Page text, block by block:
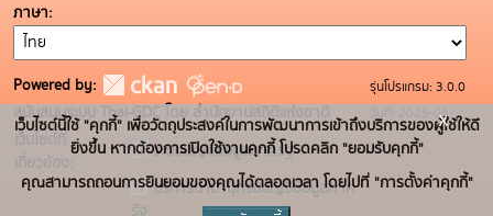
ภาษา
Powered by:
สนับสนุนระบบ Thai-GDC โดย สำนักงานสถิติแห่งชาติ
เว็บไซต์ที่
เกี่ยวข้อง:
ระบบบัญชีข้อมูลภาครัฐ
บริการนามานุกรมบัญชีข้อมูลภาค
รัฐ
รุ่นโปรแกรม: 3.0.0
วันที่: 2025-05-
19
เว็บไซต์นี้ใช้ "คุกกี้" เพื่อวัตถุประสงค์ในการพัฒนาการเข้าถึงบริการของผู้ใช้ให้ดี
ยิ่งขึ้น หากต้องการเปิดใช้งานคุกกี้ โปรดคลิก "ยอมรับคุกกี้"
คุณสามารถถอนการยินยอมของคุณได้ตลอดเวลา โดยไปที่ "การตั้งค่าคุกกี้"
x